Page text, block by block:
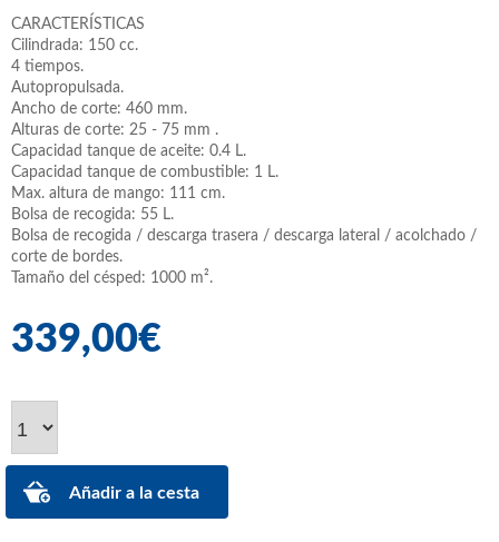
CARACTERÍSTICAS
Cilindrada: 150 cc.
4 tiempos.
Autopropulsada.
Ancho de corte: 460 mm.
Alturas de corte: 25 - 75 mm .
Capacidad tanque de aceite: 0.4 L.
Capacidad tanque de combustible: 1 L.
Max. altura de mango: 111 cm.
Bolsa de recogida: 55 L.
Bolsa de recogida / descarga trasera / descarga lateral / acolchado /
corte de bordes.
Tamaño del césped: 1000 m².
339,00€